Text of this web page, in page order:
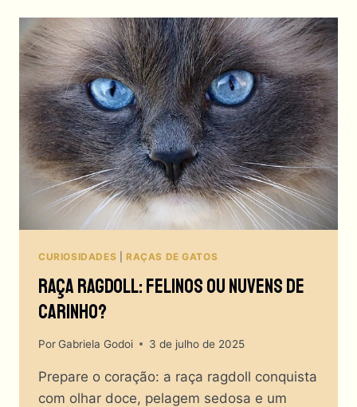
DESCUBRA
AS
VERDADEIRAS
CARACTERÍSTICAS
DO
GATO
SIAMÊS
CURIOSIDADES RAÇAS DE GATOS
Raça Ragdoll: Felinos Ou Nuvens De
Carinho?
PorGabriela Godoi 3 de julho de 2025
Prepare o coração: a raça ragdoll conquista
com olhar doce, pelagem sedosa e um